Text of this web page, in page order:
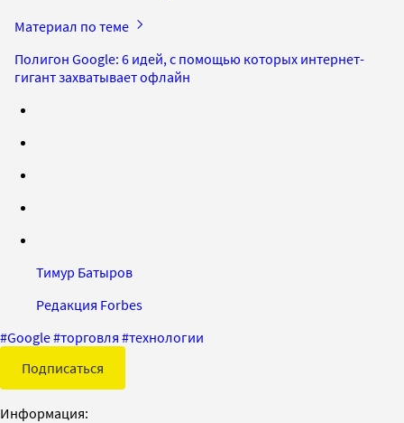
Материал по теме
Полигон Google: 6 идей, с помощью которых интернет-
гигант захватывает офлайн
Тимур Батыров
Редакция Forbes
#Google#торговля #технологии
Подписаться
Информация: